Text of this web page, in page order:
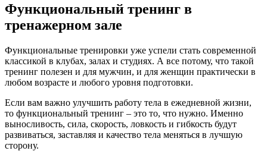
Функциональный тренинг в
тренажерном зале
Функциональные тренировки уже успели стать современной
классикой в клубах, залах и студиях. А все потому, что такой
тренинг полезен и для мужчин, и для женщин практически в
любом возрасте и любого уровня подготовки.
Если вам важно улучшить работу тела в ежедневной жизни,
то функциональный тренинг – это то, что нужно. Именно
выносливость, сила, скорость, ловкость и гибкость будут
развиваться, заставляя и качество тела меняться в лучшую
сторону.